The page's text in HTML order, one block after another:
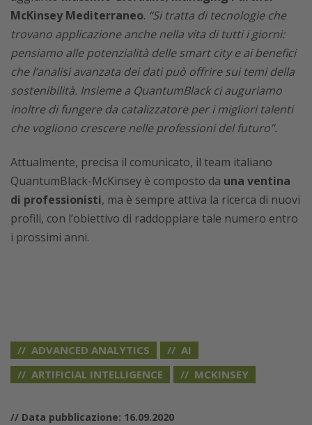
McKinsey Mediterraneo. “Si tratta di tecnologie che
trovano applicazione anche nella vita di tutti i giorni:
pensiamo alle potenzialità delle smart city e ai benefici
che l’analisi avanzata dei dati può offrire sui temi della
sostenibilità. Insieme a QuantumBlack ci auguriamo
inoltre di fungere da catalizzatore per i migliori talenti
che vogliono crescere nelle professioni del futuro”.
Attualmente, precisa il comunicato, il team italiano
QuantumBlack-McKinsey è composto da una ventina
di professionisti, ma è sempre attiva la ricerca di nuovi
profili, con l’obiettivo di raddoppiare tale numero entro
i prossimi anni.
ADVANCED ANALYTICS
AI
ARTIFICIAL INTELLIGENCE
MCKINSEY
// Data pubblicazione: 16.09.2020